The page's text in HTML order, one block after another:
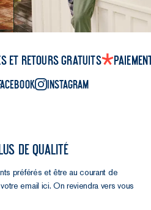
et retours gratuits
Instagram
DE QUALITÉ
préférés et être au courant de
email ici. On reviendra vers vous